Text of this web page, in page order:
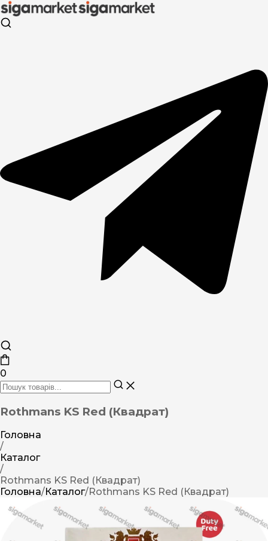
0
Rothmans KS Red (Квадрат)
Головна
/
Каталог
/
Rothmans KS Red (Квадрат)
Головна/Каталог/Rothmans KS Red (Квадрат)